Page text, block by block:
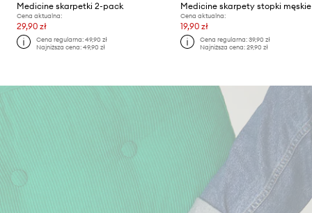
Medicine skarpetki 2-pack
Cena aktualna:
29,90 zł
Cena regularna:49,90 zł
Najniższa cena:49,90 zł
Cena aktualna:
19,90 zł
Cena regularna: 39,90 zł
Najniższa cena: 29,90 zł